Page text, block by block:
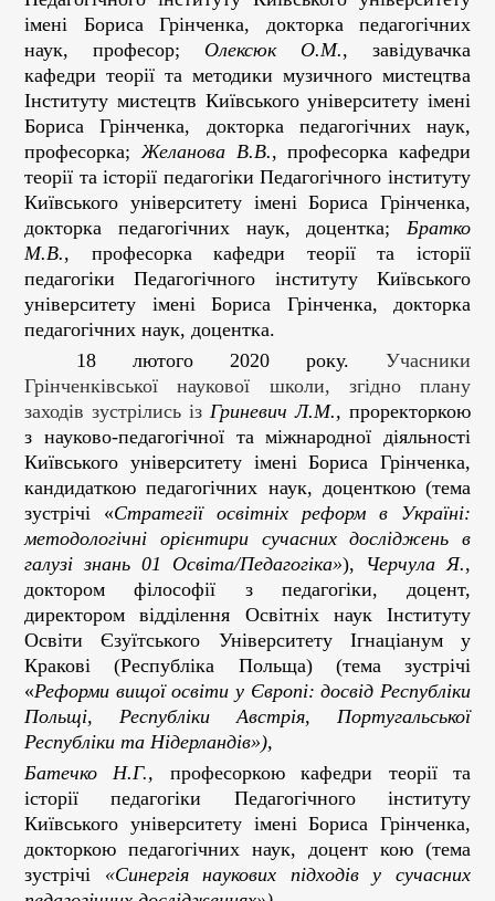
імені Бориса Грінченка, докторка педагогічних
наук, професор; Олексюк О.М., завідувачка
кафедри теорії та методики музичного мистецтва
Інституту мистецтв Київського університету імені
Бориса Грінченка, докторка педагогічних наук,
професорка;Желанова В.В., професорка кафедри
теорії та історії педагогіки Педагогічного інституту
Київського університету імені Бориса Грінченка,
докторка педагогічних наук, доцентка; Братко
М.В., професорка кафедри теорії та історії
педагогіки Педагогічного інституту Київського
університету імені Бориса Грінченка, докторка
педагогічних наук, доцентка.
18 лютого 2020 року. Учасники
Грінченківської наукової школи, згідно плану
заходів зустрілись із Гриневич Л.М., проректоркою
з науково-педагогічної та міжнародної діяльності
Київського університету імені Бориса Грінченка,
кандидаткою педагогічних наук, доценткою (тема
зустрічі «Стратегії освітніх реформ в Україні:
методологічні орієнтири сучасних досліджень в
галузі знань 01 Освіта/Педагогіка»), Черчула Я.,
доктором філософії з педагогіки, доцент,
директором відділення Освітніх наук Інституту
Освіти Єзуїтського Університету Ігнаціанум у
Кракові (Республіка Польща) (тема зустрічі
«Реформи вищої освіти у Європі: досвід Республіки
Польщі, Республіки Австрія, Португальської
Республіки та Нідерландів»),
Батечко Н.Г.,
професоркою кафедри теорії та
історії педагогіки Педагогічного інституту
Київського університету імені Бориса Грінченка,
докторкою педагогічних наук, доцент кою (тема
зустрічі «Синергія наукових підходів у сучасних